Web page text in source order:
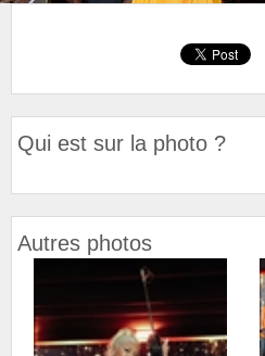
Qui est sur la photo ?
Autres photos